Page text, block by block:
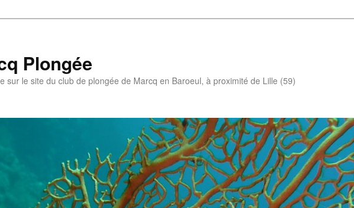
Plongée
sur le site du club de plongée de Marcq en Baroeul, à proximité de Lille (59)